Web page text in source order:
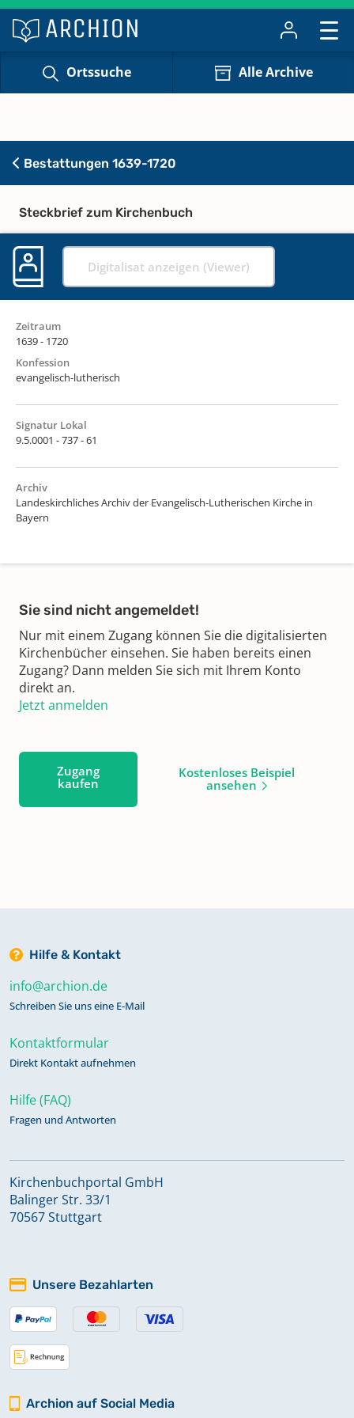
Ortssuche Alle Archive
Bestattungen 1639-1720
Steckbrief zum Kirchenbuch
Digitalisat anzeigen (Viewer)
Zeitraum
1639 - 1720
Konfession
evangelisch-lutherisch
Signatur Lokal
9.5.0001 - 737 - 61
Archiv
Landeskirchliches Archiv der Evangelisch-Lutherischen Kirche in
Bayern
Sie sind nicht angemeldet!
Nur mit einem Zugang können Sie die digitalisierten
Kirchenbücher einsehen. Sie haben bereits einen
Zugang? Dann melden Sie sich mit Ihrem Konto
direkt an.
Jetzt anmelden
Zugang
kaufen
Kostenloses Beispiel
ansehen
Hilfe & Kontakt
info@archion.de
Schreiben Sie uns eine E-Mail
Kontaktformular
Direkt Kontakt aufnehmen
Hilfe (FAQ)
Fragen und Antworten
Kirchenbuchportal GmbH
Balinger Str. 33/1
70567 Stuttgart
Unsere Bezahlarten
Archion auf Social Media